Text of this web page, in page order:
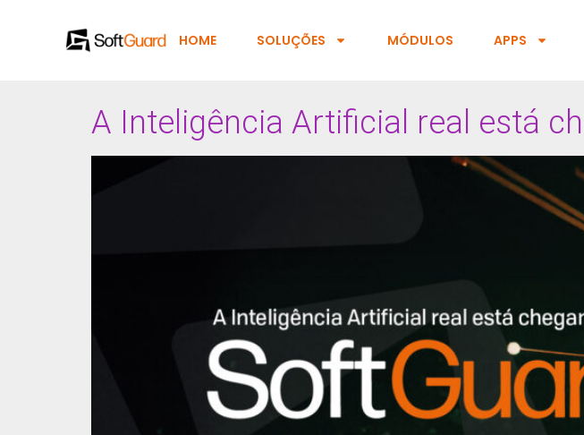
HOME SOLUÇÕES MÓDULOS APPS
A Inteligência Artificial real está